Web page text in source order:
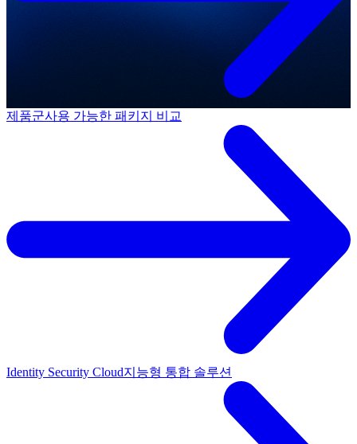
제품군사용 가능한 패키지 비교
Identity Security Cloud지능형 통합 솔루션